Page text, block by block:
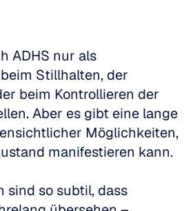
ADHS nur als
Stillhalten, der
beim Kontrollieren der
Aber es gibt eine lange
Möglichkeiten,
manifestieren kann.
sind so subtil, dass